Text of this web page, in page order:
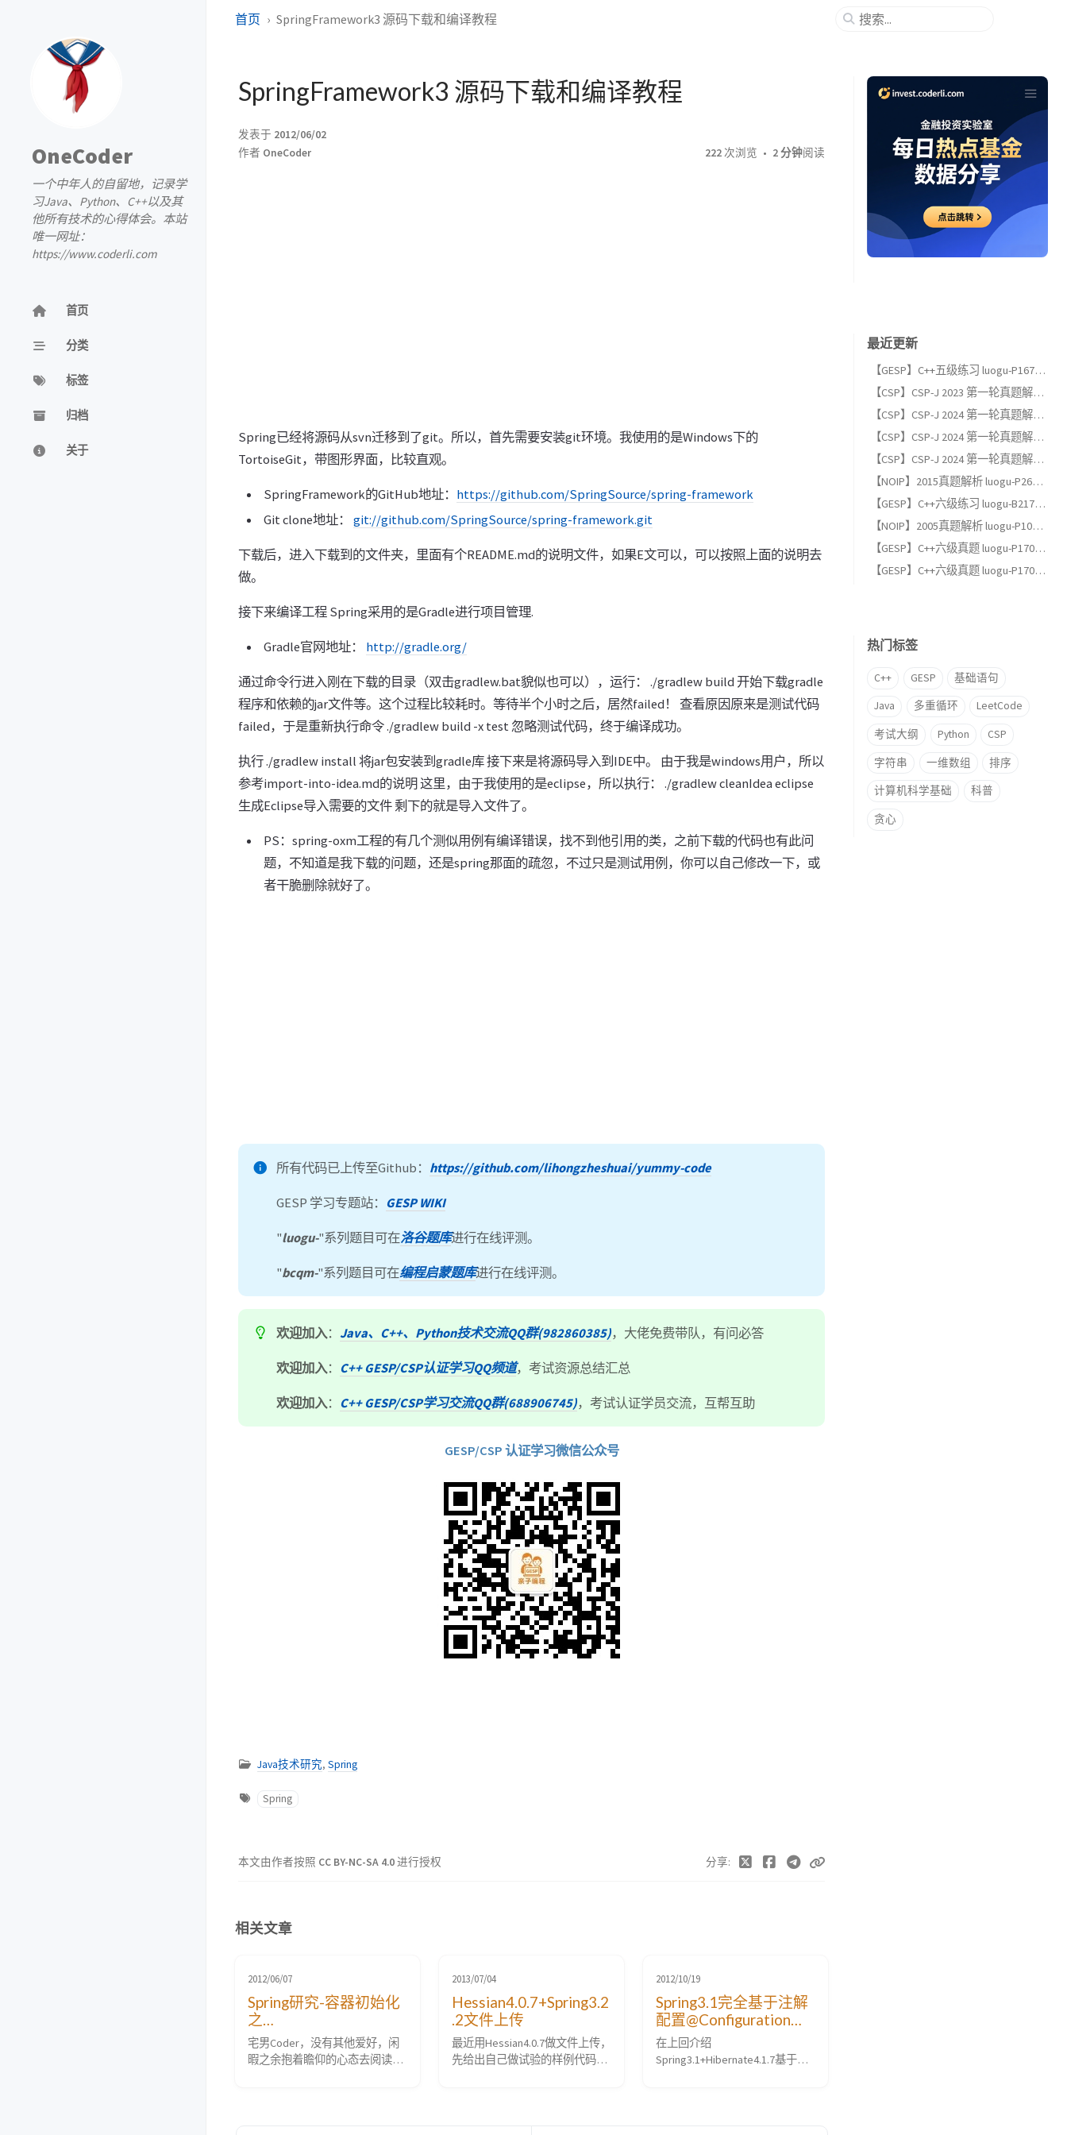
OneCoder
一个中年人的自留地，记录学
习Java、Python、C++以及其
他所有技术的心得体会。本站
唯一网址：
https://www.coderli.com
首页
分类
标签
归档
关于
首页 SpringFramework3 源码下载和编译教程
SpringFramework3 源码下载和编译教程
发表于 2012/06/02
作者 OneCoder 222次浏览 2 分钟阅读
Spring已经将源码从svn迁移到了git。所以，首先需要安装git环境。我使用的是Windows下的
TortoiseGit，带图形界面，比较直观。
SpringFramework的GitHub地址： https://github.com/SpringSource/spring-framework
Git clone地址： git://github.com/SpringSource/spring-framework.git
下载后，进入下载到的文件夹，里面有个README.md的说明文件，如果E文可以，可以按照上面的说明去
做。
接下来编译工程 Spring采用的是Gradle进行项目管理.
Gradle官网地址： http://gradle.org/
通过命令行进入刚在下载的目录（双击gradlew.bat貌似也可以），运行： ./gradlew build 开始下载gradle
程序和依赖的jar文件等。这个过程比较耗时。等待半个小时之后，居然failed！ 查看原因原来是测试代码
failed，于是重新执行命令 ./gradlew build -x test 忽略测试代码，终于编译成功。
执行 ./gradlew install 将jar包安装到gradle库 接下来是将源码导入到IDE中。 由于我是windows用户，所以
参考import-into-idea.md的说明 这里，由于我使用的是eclipse，所以执行： ./gradlew cleanIdea eclipse
生成Eclipse导入需要的文件 剩下的就是导入文件了。
PS：spring-oxm工程的有几个测似用例有编译错误，找不到他引用的类，之前下载的代码也有此问
题，不知道是我下载的问题，还是spring那面的疏忽，不过只是测试用例，你可以自己修改一下，或
者干脆删除就好了。
所有代码已上传至Github： https://github.com/lihongzheshuai/yummy-code
GESP 学习专题站： GESP WIKI
"luogu-"系列题目可在洛谷题库进行在线评测。
"bcqm-"系列题目可在编程启蒙题库进行在线评测。
欢迎加入： Java、C++、Python技术交流QQ群(982860385)，大佬免费带队，有问必答
欢迎加入： C++ GESP/CSP认证学习QQ频道，考试资源总结汇总
欢迎加入： C++ GESP/CSP学习交流QQ群(688906745)，考试认证学员交流，互帮互助
GESP/CSP 认证学习微信公众号
Java技术研究, Spring
Spring
本文由作者按照 CC BY-NC-SA 4.0进行授权 分享
最近更新
【GESP】C++五级练习 luogu-P1678 烦恼的高考志愿
【CSP】CSP-J 2023 第一轮真题解析（一）：单项选择题
【CSP】CSP-J 2024 第一轮真题解析（三）：完善程序题
【CSP】CSP-J 2024 第一轮真题解析（二）：阅读程序题
【CSP】CSP-J 2024 第一轮真题解析（一）：单项选择题
【NOIP】2015真题解析 luogu-P2678 跳石头（适合GESP六级以上练习）
【GESP】C++六级练习 luogu-B2174, 完全背包
【NOIP】2005真题解析 luogu-P1048 采药（适合GESP六级以上练习）
【GESP】C++六级真题 luogu-P17013, [GESP202606 六级] 满二叉树
【GESP】C++六级真题 luogu-P17012, [GESP202606 六级] 条形蛋糕
热门标签
C++ GESP 基础语句
Java 多重循环 LeetCode
考试大纲 Python CSP
字符串 一维数组 排序
计算机科学基础 科普
贪心
相关文章
2012/06/07
Spring研究-容器初始化
之
FileSystemXmlApplicati
onContext构造函数
宅男Coder，没有其他爱好，闲
暇之余抱着瞻仰的心态去阅读一
2013/07/04
Hessian4.0.7+Spring3.2
.2文件上传
最近用Hessian4.0.7做文件上传，
先给出自己做试验的样例代码，
2012/10/19
Spring3.1完全基于注解
配置@Configuration类
中@Autowire无法注入
问题解决
在上回介绍
Spring3.1+Hibernate4.1.7基于注